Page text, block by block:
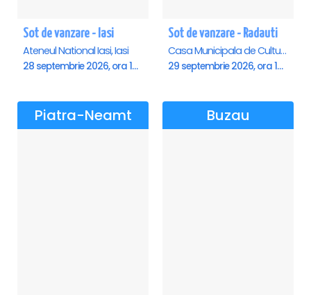
Sot de vanzare - Iasi
Ateneul National Iasi, Iasi
28 septembrie 2026, ora 19:00
Sot de vanzare - Radauti
Casa Municipala de Cultura, Radauti
29 septembrie 2026, ora 19:00
Piatra-Neamt Buzau